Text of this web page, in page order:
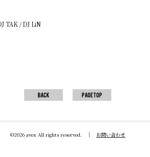
TAK / DJ LiN
©2026 avex All rights reserved. ｜ お問い合わせ